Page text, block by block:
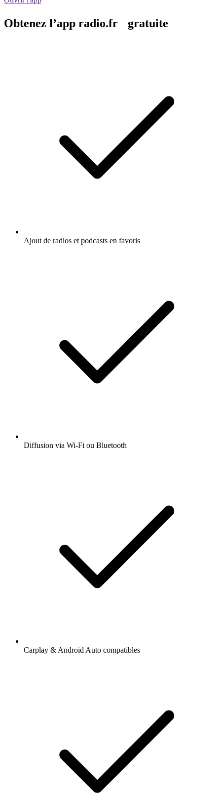
Obtenez l’app radio.fr gratuite
Ajout de radios et podcasts en favoris
Diffusion via Wi-Fi ou Bluetooth
Carplay & Android Auto compatibles